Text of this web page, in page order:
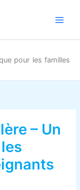
pour les familles
– Un